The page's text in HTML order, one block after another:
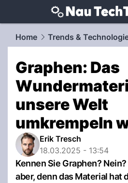
techtrends.NAU.ch
Home Trends &
Graphen: Das
unsere Welt
umkrempeln
Erik Tresch
18.03.2025 - 13:54
Kennen Sie Graphen?
aber, denn das Material hat